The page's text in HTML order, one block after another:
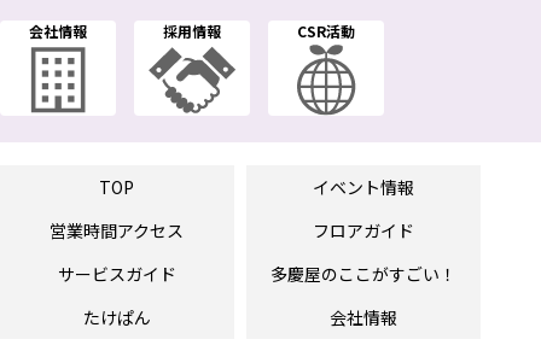
会社情報 採用情報 CSR活動
TOP
イベント情報
営業時間アクセス
フロアガイド
サービスガイド
多慶屋のここがすごい！
たけぱん
会社情報